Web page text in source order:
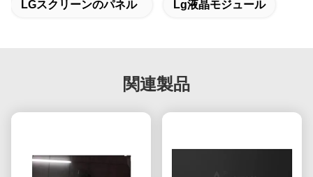
LGスクリーンのパネル Lg液晶モジュール
関連製品